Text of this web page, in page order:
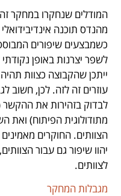
המודלים שנחקרו במחקר
מהנדס תוכנה
כשמבצעים שיפורים
לשפר יצרנות באופן
ייתכן שהקבוצה כצוות
עוזרים זה לזה. לכן, חשוב
לבדוק בזהירות את ההקשר
מתודולוגית הפיתוח) ואת
הצוותים. החוקרים
יהוו שיפור גם עבור
לצוותים.
מגבלות המחקר